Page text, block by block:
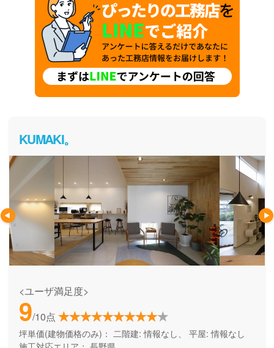
KUMAKI。
<ユーザ満足度>
9/10点
坪単価(建物価格のみ)： 二階建: 情報なし、 平屋: 情報なし